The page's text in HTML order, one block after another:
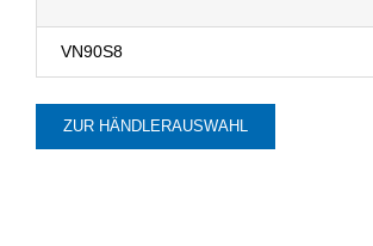
VN90S8
ZUR HÄNDLERAUSWAHL